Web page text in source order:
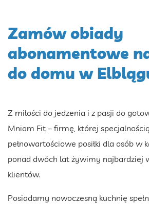
Zamów obiady
abonamentowe
do domu w
Z miłości do jedzenia i z pasji do
Mniam Fit – firmę, której
pełnowartościowe posiłki dla osób w
ponad dwóch lat żywimy najbardziej
klientów.
Posiadamy nowoczesną kuchnię